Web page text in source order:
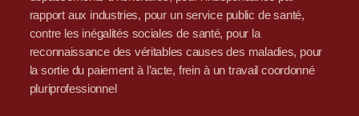
rapport aux industries, pour un service public de santé,
contre les inégalités sociales de santé, pour la
reconnaissance des véritables causes des maladies, pour
la sortie du paiement à l’acte, frein à un travail coordonné
pluriprofessionnel